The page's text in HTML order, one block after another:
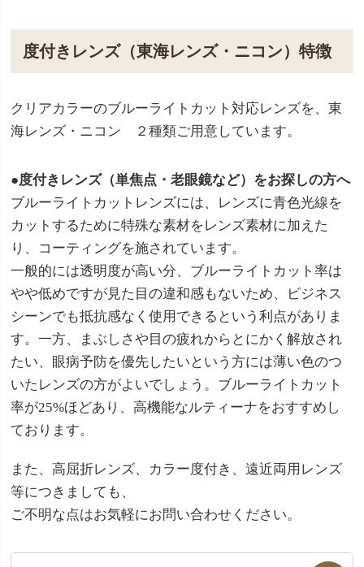
度付きレンズ（東海レンズ・ニコン）特徴
クリアカラーのブルーライトカット対応レンズを、東
海レンズ・ニコン ２種類ご用意しています。
●度付きレンズ（単焦点・老眼鏡など）をお探しの方へ
ブルーライトカットレンズには、レンズに青色光線を
カットするために特殊な素材をレンズ素材に加えた
り、コーティングを施されています。
一般的には透明度が高い分、ブルーライトカット率は
やや低めですが見た目の違和感もないため、ビジネス
シーンでも抵抗感なく使用できるという利点がありま
す。一方、まぶしさや目の疲れからとにかく解放され
たい、眼病予防を優先したいという方には薄い色のつ
いたレンズの方がよいでしょう。ブルーライトカット
率が25%ほどあり、高機能なルティーナをおすすめし
ております。
また、高屈折レンズ、カラー度付き、遠近両用レンズ
等につきましても、
ご不明な点はお気軽にお問い合わせください。